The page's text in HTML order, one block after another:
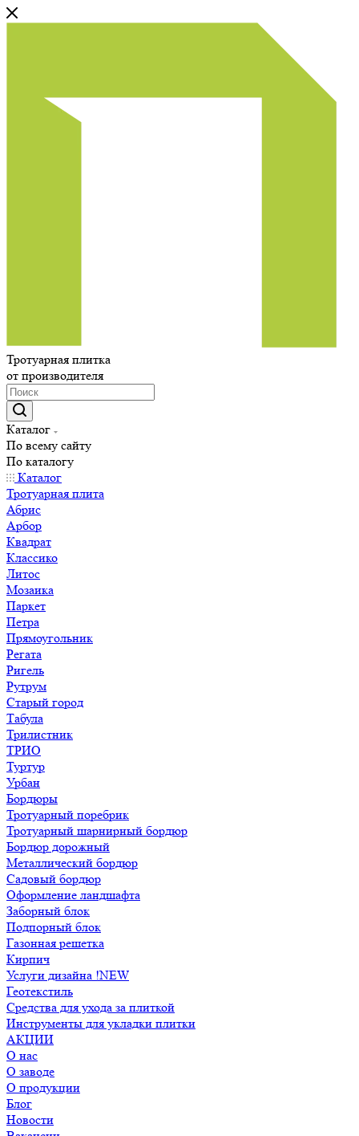
Тротуарная плитка
от производителя
Каталог
По всему сайту
По каталогу
Каталог
Тротуарная плита
Абрис
Арбор
Квадрат
Классико
Литос
Мозаика
Паркет
Петра
Прямоугольник
Регата
Ригель
Рутрум
Старый город
Табула
Трилистник
ТРИО
Туртур
Урбан
Бордюры
Тротуарный поребрик
Тротуарный шарнирный бордюр
Бордюр дорожный
Металлический бордюр
Садовый бордюр
Оформление ландшафта
Заборный блок
Подпорный блок
Газонная решетка
Кирпич
Услуги дизайна !NEW
Геотекстиль
Средства для ухода за плиткой
Инструменты для укладки плитки
АКЦИИ
О нас
О заводе
О продукции
Блог
Новости